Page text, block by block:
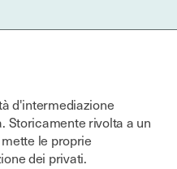
d'intermediazione
Storicamente rivolta a un
le proprie
dei privati.